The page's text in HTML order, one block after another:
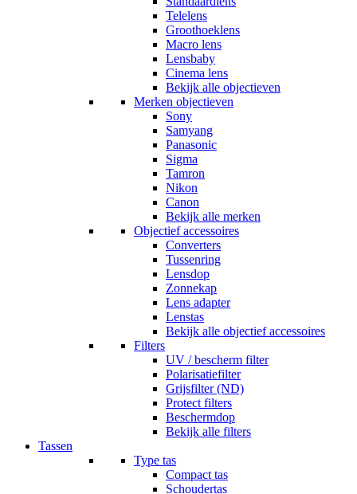
Telelens
Groothoeklens
Macro lens
Lensbaby
Cinema lens
Bekijk alle objectieven
Merken objectieven
Sony
Samyang
Panasonic
Sigma
Tamron
Nikon
Canon
Bekijk alle merken
Objectief accessoires
Converters
Tussenring
Lensdop
Zonnekap
Lens adapter
Lenstas
Bekijk alle objectief accessoires
Filters
UV / bescherm filter
Polarisatiefilter
Grijsfilter (ND)
Protect filters
Beschermdop
Bekijk alle filters
Tassen
Type tas
Compact tas
Schoudertas